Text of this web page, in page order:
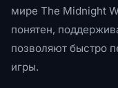
мире The Midnight
понятен,
позволяют быстро
игры.